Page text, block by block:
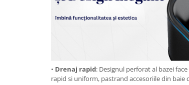
• Drenaj rapid: Designul perforat al bazei
rapid si uniform, pastrand accesoriile din baie